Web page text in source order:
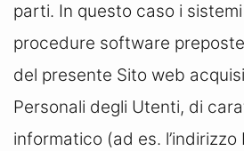
parti. In questo caso i
procedure software
del presente Sito web
Personali degli Utenti, di
informatico (ad es. l’indirizzo